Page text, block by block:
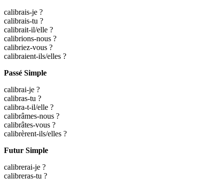
calibrais-je ?
calibrais-tu ?
calibrait-il/elle ?
calibrions-nous ?
calibriez-vous ?
calibraient-ils/elles ?
Passé Simple
calibrai-je ?
calibras-tu ?
calibra-t-il/elle ?
calibrâmes-nous ?
calibrâtes-vous ?
calibrèrent-ils/elles ?
Futur Simple
calibrerai-je ?
calibreras-tu ?